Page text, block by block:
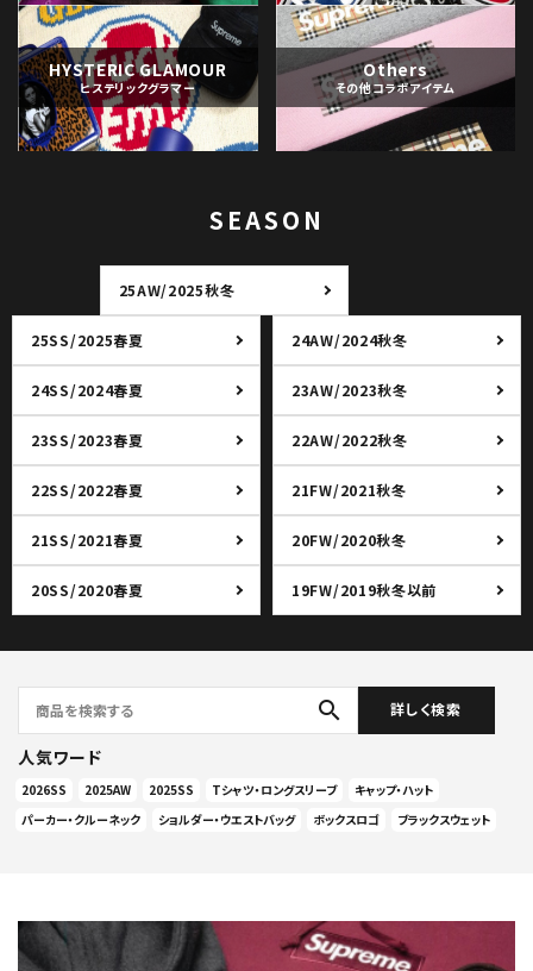
HYSTERIC GLAMOUR
ヒステリックグラマー
Others
その他コラボアイテム
SEASON
25AW/2025秋冬
25SS/2025春夏 24AW/2024秋冬
24SS/2024春夏 23AW/2023秋冬
23SS/2023春夏 22AW/2022秋冬
22SS/2022春夏 21FW/2021秋冬
21SS/2021春夏 20FW/2020秋冬
20SS/2020春夏 19FW/2019秋冬以前
search 詳しく検索
人気ワード
2026SS 2025AW 2025SS Tシャツ・ロングスリーブ
キャップ・ハット
パーカー・クルーネック
ショルダー・ウエストバッグ ボックスロゴ ブラックスウェット